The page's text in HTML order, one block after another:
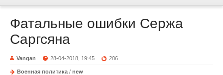
Фатальные ошибки Сержа
Саргсяна
Vangan 28-04-2018, 19:45 206
Военная политика / new